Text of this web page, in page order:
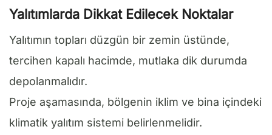
Yalıtımlarda Dikkat Edilecek Noktalar
Yalıtımın topları düzgün bir zemin üstünde,
tercihen kapalı hacimde, mutlaka dik durumda
depolanmalıdır.
Proje aşamasında, bölgenin iklim ve bina içindeki
klimatik yalıtım sistemi belirlenmelidir.